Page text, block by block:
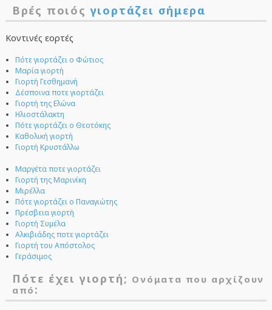
Βρές ποιόςγιορτάζει σήμερα
Κοντινές εορτές
Πότε γιορτάζει ο Φώτιος
Μαρία γιορτή
Γιορτή Γεσθημανή
Δέσποινα ποτε γιορτάζει
Γιορτή της Ελώνα
Ηλιοστάλακτη
Πότε γιορτάζει ο Θεοτόκης
Καθολική γιορτή
Γιορτή Κρυστάλλω
Μαργέτα ποτε γιορτάζει
Γιορτή της Μαρινίκη
Μιρέλλα
Πότε γιορτάζει ο Παναγιώτης
Πρέσβεια γιορτή
Γιορτή Συμέλα
Αλκιβιάδης ποτε γιορτάζει
Γιορτή του Απόστολος
Γεράσιμος
Πότε έχει γιορτή; Ονόματα που αρχίζουν
από :